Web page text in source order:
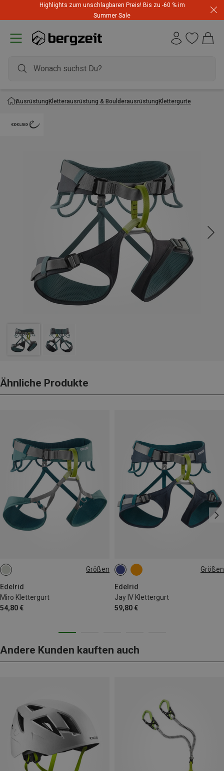
Highlights zum unschlagbaren Preis! Bis zu -60 % im
Summer Sale
AusrüstungKletterausrüstung & BoulderausrüstungKlettergurte
Ähnliche Produkte
Größen
Edelrid
Miro Klettergurt
54,80 €
71-86CM
85-100CM
Größen
Edelrid
Jay IV Klettergurt
59,80 €
68-88CM
82-102CM
Andere Kunden kauften auch